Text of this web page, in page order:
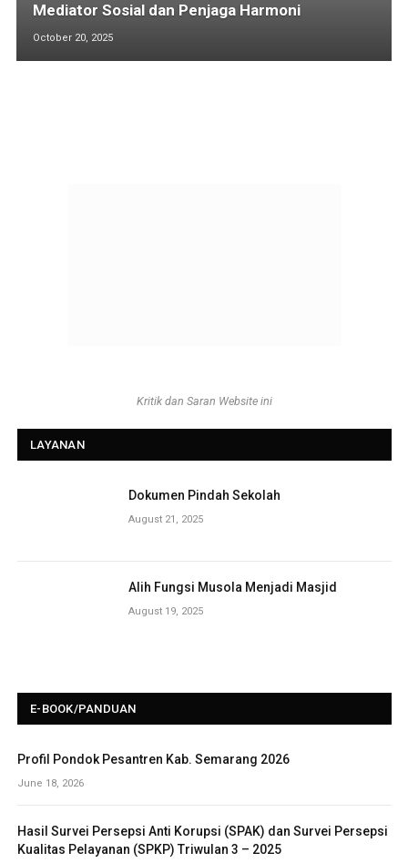
Mediator Sosial dan Penjaga Harmoni
October 20, 2025
Kritik dan Saran Website ini
LAYANAN
Dokumen Pindah Sekolah
August 21, 2025
Alih Fungsi Musola Menjadi Masjid
August 19, 2025
E-BOOK/PANDUAN
Profil Pondok Pesantren Kab. Semarang 2026
June 18, 2026
Hasil Survei Persepsi Anti Korupsi (SPAK) dan Survei Persepsi
Kualitas Pelayanan (SPKP) Triwulan 3 – 2025